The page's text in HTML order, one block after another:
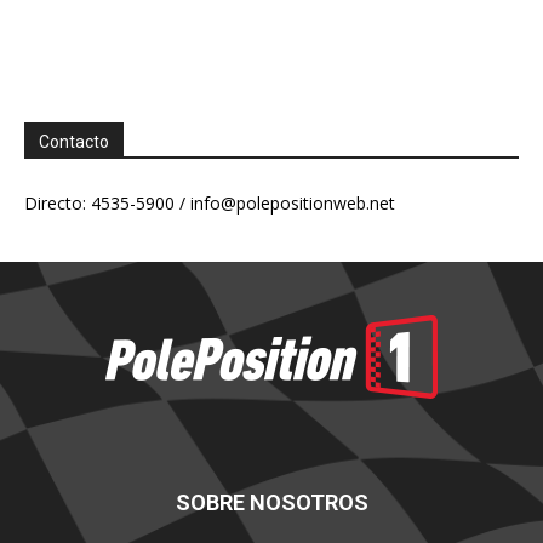
Contacto
Directo: 4535-5900 / info@polepositionweb.net
SOBRE NOSOTROS